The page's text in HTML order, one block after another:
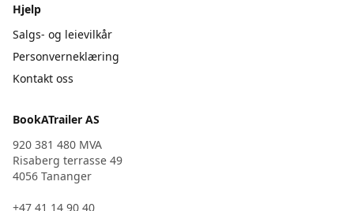
Hjelp
Salgs- og leievilkår
Personverneklæring
Kontakt oss
BookATrailer AS
920 381 480 MVA
Risaberg terrasse 49
4056 Tananger
+47 41 14 90 40